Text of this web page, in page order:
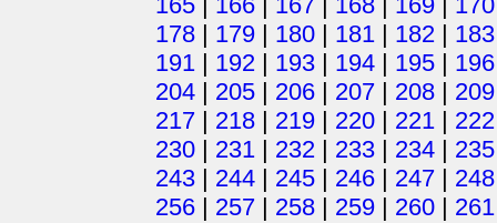
178 | 179 | 180 | 181 | 182 | 183
191 | 192 | 193 | 194 | 195 | 196
204 | 205 | 206 | 207 | 208 | 209
217 | 218 | 219 | 220 | 221 | 222
230 | 231 | 232 | 233 | 234 | 235
243 | 244 | 245 | 246 | 247 | 248
256 | 257 | 258 | 259 | 260 | 261